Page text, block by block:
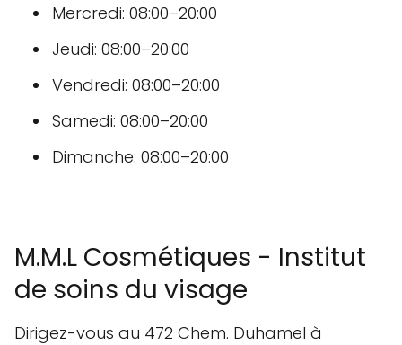
Mercredi: 08:00–20:00
Jeudi: 08:00–20:00
Vendredi: 08:00–20:00
Samedi: 08:00–20:00
Dimanche: 08:00–20:00
M.M.L Cosmétiques - Institut
de soins du visage
Dirigez-vous au 472 Chem. Duhamel à